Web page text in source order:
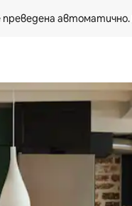
автоматично.